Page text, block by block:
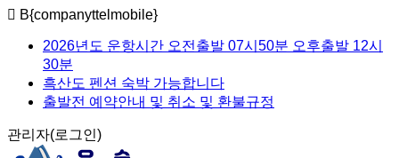
B{companyttelmobile}
2026년도 운항시간 오전출발 07시50분 오후출발 12시
30분
흑산도 펜션 숙박 가능합니다
출발전 예약안내 및 취소 및 환불규정
관리자(로그인)